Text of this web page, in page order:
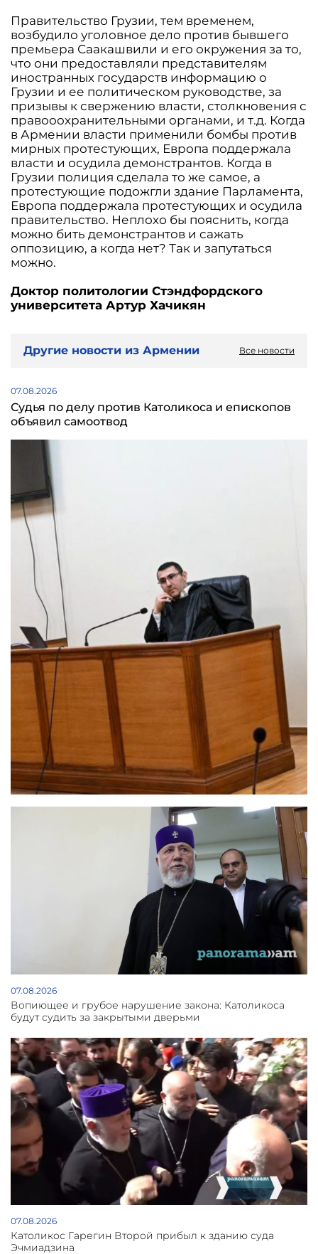
Правительство Грузии, тем временем,
возбудило уголовное дело против бывшего
премьера Саакашвили и его окружения за то,
что они предоставляли представителям
иностранных государств информацию о
Грузии и ее политическом руководстве, за
призывы к свержению власти, столкновения с
правооохранительными органами, и т.д. Когда
в Армении власти применили бомбы против
мирных протестующих, Европа поддержала
власти и осудила демонстрантов. Когда в
Грузии полиция сделала то же самое, а
протестующие подожгли здание Парламента,
Европа поддержала протестующих и осудила
правительство. Неплохо бы пояснить, когда
можно бить демонстрантов и сажать
оппозицию, а когда нет? Так и запутаться
можно.
Доктор политологии Стэндфордского
университета Артур Хачикян
Другие новости из Армении Все новости
07.08.2026
Судья по делу против Католикоса и епископов
объявил самоотвод
07.08.2026
Вопиющее и грубое нарушение закона: Католикоса
будут судить за закрытыми дверьми
07.08.2026
Католикос Гарегин Второй прибыл к зданию суда
Эчмиадзина